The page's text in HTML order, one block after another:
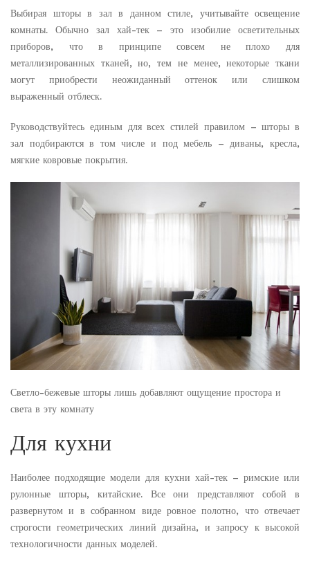
Выбирая шторы в зал в данном стиле, учитывайте освещение
комнаты. Обычно зал хай-тек – это изобилие осветительных
приборов, что в принципе совсем не плохо для
металлизированных тканей, но, тем не менее, некоторые ткани
могут приобрести неожиданный оттенок или слишком
выраженный отблеск.
Руководствуйтесь единым для всех стилей правилом – шторы в
зал подбираются в том числе и под мебель – диваны, кресла,
мягкие ковровые покрытия.
Светло-бежевые шторы лишь добавляют ощущение простора и
света в эту комнату
Для кухни
Наиболее подходящие модели для кухни хай-тек – римские или
рулонные шторы, китайские. Все они представляют собой в
развернутом и в собранном виде ровное полотно, что отвечает
строгости геометрических линий дизайна, и запросу к высокой
технологичности данных моделей.